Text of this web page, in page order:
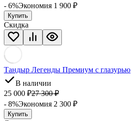
- 6%Экономия 1 900 ₽
Купить
Скидка
Тандыр Легенды Премиум с глазурью
В наличии
25 000 ₽27 300 ₽
- 8%Экономия 2 300 ₽
Купить